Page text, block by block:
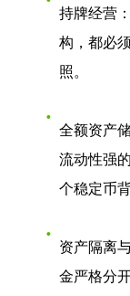
持牌经营
构，都必
照。
全额资产
流动性强
个稳定币
资产隔离
金严格分